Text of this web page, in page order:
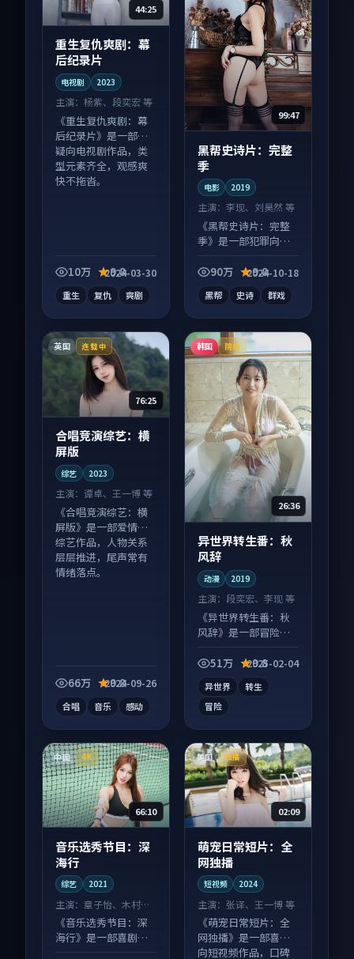
44:25
重生复仇爽剧：幕
后纪录片
电视剧 2023
主演： 杨紫、段奕宏 等
《重生复仇爽剧：幕
后纪录片》是一部悬
疑向电视剧作品，类
型元素齐全，观感爽
快不拖沓。
10万 9.8
2024-03-30
重生 复仇 爽剧
99:47
黑帮史诗片：完整
季
电影 2019
主演：李现、刘昊然 等
《黑帮史诗片：完整
季》是一部犯罪向电
层推进，尾声常有情
90万 9.8
2024-10-18
黑帮 史诗 群戏
英国 连载中
76:25
合唱竞演综艺：横
屏版
综艺 2023
主演： 谭卓、王一博 等
《合唱竞演综艺：横
屏版》是一部爱情向
综艺作品，人物关系
层层推进，尾声常有
情绪落点。
66万 9.8
2024-09-26
合唱 音乐 感动
韩国 院线
26:36
异世界转生番：秋
风辞
动漫 2019
主演：段奕宏、李现 等
《异世界转生番：秋
风辞》是一部冒险向
并行，细节值得二刷
51万 9.8
2025-02-04
异世界
转生
冒险
中国 4K
66:10
音乐选秀节目：深
海行
综艺 2021
主演： 章子怡、木村拓
哉 等
《音乐选秀节目：深
海行》是一部喜剧向
美国 独播
02:09
萌宠日常短片：全
网独播
短视频 2024
主演： 张译、王一博 等
《萌宠日常短片：全
网独播》是一部喜剧
向短视频作品，口碑